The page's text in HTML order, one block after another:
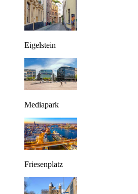
Eigelstein
Mediapark
Friesenplatz